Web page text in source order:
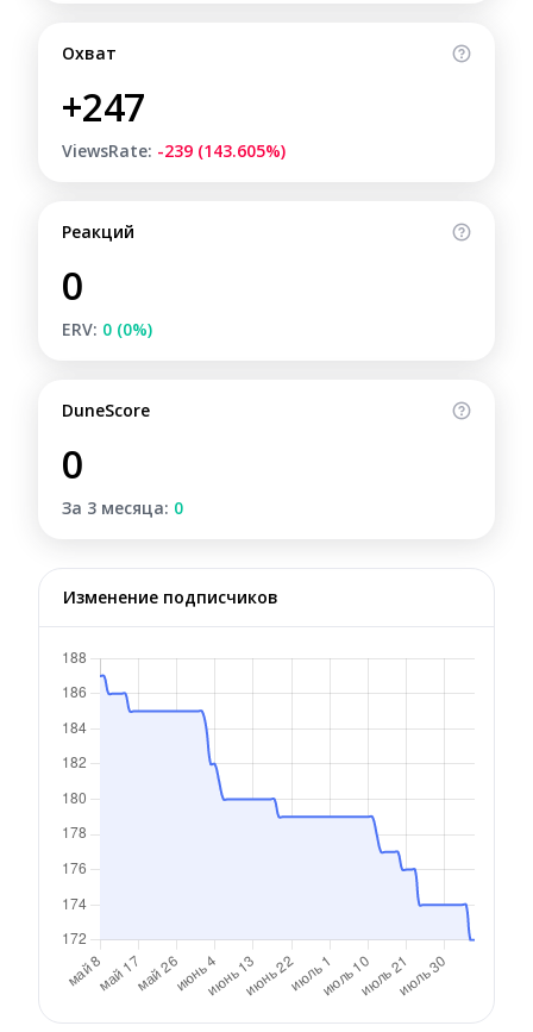
Охват
+247
ViewsRate: -239 (143.605%)
Реакций
0
ERV: 0 (0%)
DuneScore
0
За 3 месяца: 0
Изменение подписчиков